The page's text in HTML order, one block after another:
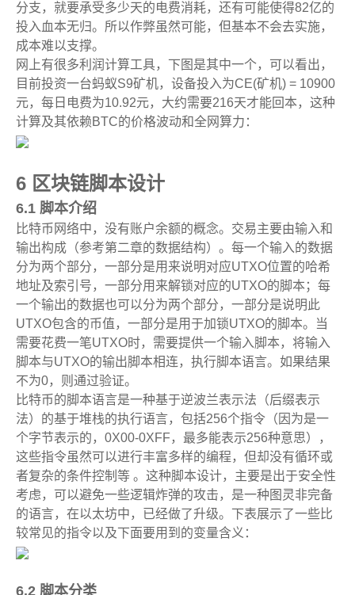
分支，就要承受多少天的电费消耗，还有可能使得82亿的
投入血本无归。所以作弊虽然可能，但基本不会去实施，
成本难以支撑。
网上有很多利润计算工具，下图是其中一个，可以看出，
目前投资一台蚂蚁S9矿机，设备投入为CE(矿机) = 10900
元，每日电费为10.92元，大约需要216天才能回本，这种
计算及其依赖BTC的价格波动和全网算力：
6 区块链脚本设计
6.1 脚本介绍
比特币网络中，没有账户余额的概念。交易主要由输入和
输出构成（参考第二章的数据结构）。每一个输入的数据
分为两个部分，一部分是用来说明对应UTXO位置的哈希
地址及索引号，一部分用来解锁对应的UTXO的脚本；每
一个输出的数据也可以分为两个部分，一部分是说明此
UTXO包含的币值，一部分是用于加锁UTXO的脚本。当
需要花费一笔UTXO时，需要提供一个输入脚本，将输入
脚本与UTXO的输出脚本相连，执行脚本语言。如果结果
不为0，则通过验证。
比特币的脚本语言是一种基于逆波兰表示法（后缀表示
法）的基于堆栈的执行语言，包括256个指令（因为是一
个字节表示的，0X00-0XFF，最多能表示256种意思），
这些指令虽然可以进行丰富多样的编程，但却没有循环或
者复杂的条件控制等 。这种脚本设计，主要是出于安全性
考虑，可以避免一些逻辑炸弹的攻击，是一种图灵非完备
的语言，在以太坊中，已经做了升级。下表展示了一些比
较常见的指令以及下面要用到的变量含义：
6.2 脚本分类